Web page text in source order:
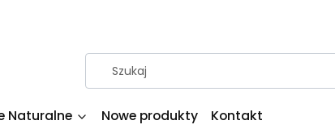
Naturalne Nowe produkty Kontakt